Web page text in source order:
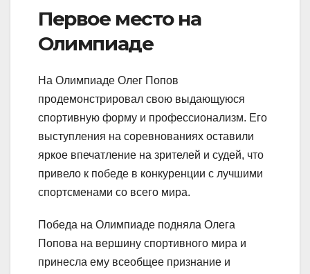
Первое место на
Олимпиаде
На Олимпиаде Олег Попов
продемонстрировал свою выдающуюся
спортивную форму и профессионализм. Его
выступления на соревнованиях оставили
яркое впечатление на зрителей и судей, что
привело к победе в конкуренции с лучшими
спортсменами со всего мира.
Победа на Олимпиаде подняла Олега
Попова на вершину спортивного мира и
принесла ему всеобщее признание и